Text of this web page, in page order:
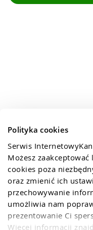
Polityka cookies
Serwis
Możesz
cookies poza
oraz zmienić ich
przechowywanie
umożliwia nam
prezentowanie Ci
Więcej informacji